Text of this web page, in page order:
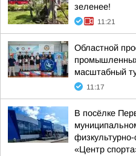
зеленее!
11:21
Областной
масштабный
11:17
В посёлке
«Центр